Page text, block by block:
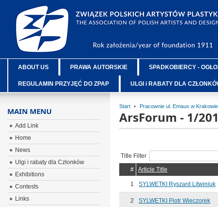
ABOUT US PRAWA AUTORSKIE SPADKOBIERCY -
REGULAMIN PRZYJĘĆ DO ZPAP ULGI i RABATY DLA
Start Pracownie ul. Emaus w Krakowie
ArsForum - 1/
Title Filter
#
Article Title
1 SYLWETKI Ryszard Litwiniuk
2 SYLWETKI Piotr Wieczorek
MAIN MENU
Add Link
Home
News
Ulgi i rabaty dla Członków
Exhibitions
Contests
Links